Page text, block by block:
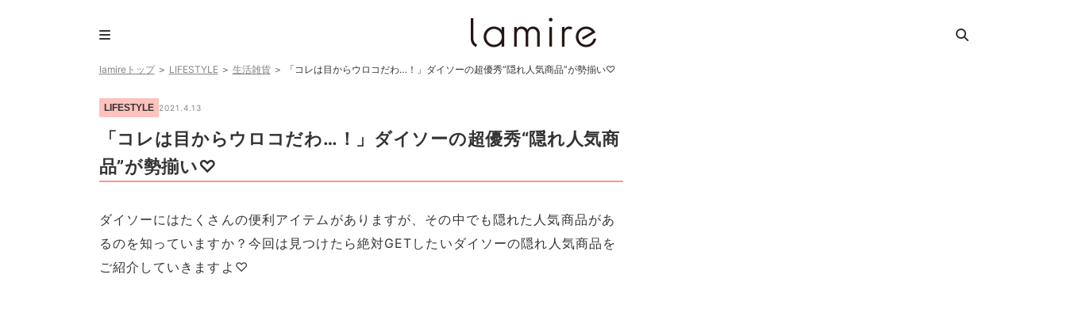
lamireトップ＞ LIFESTYLE＞ 生活雑貨＞ 「コレは目からウロコだわ…！」ダイソーの超優秀“隠れ人気商品”が勢揃い♡
LIFESTYLE 2021.4.13
「コレは目からウロコだわ…！」ダイソーの超優秀“隠れ人気商
品”が勢揃い♡
ダイソーにはたくさんの便利アイテムがありますが、その中でも隠れた人気商品があ
るのを知っていますか？今回は見つけたら絶対GETしたいダイソーの隠れ人気商品を
ご紹介していきますよ♡